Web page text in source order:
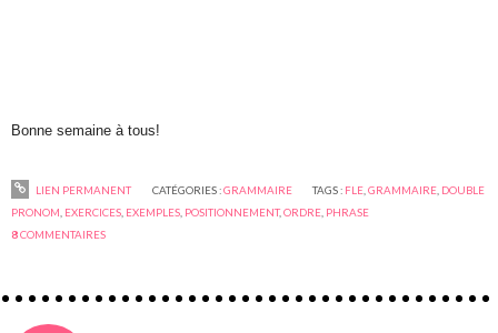
Bonne semaine à tous!
LIEN PERMANENT CATÉGORIES :GRAMMAIRE TAGS : FLE, GRAMMAIRE, DOUBLE
PRONOM EXERCICES EXEMPLES POSITIONNEMENT,ORDRE PHRASE
8COMMENTAIRES